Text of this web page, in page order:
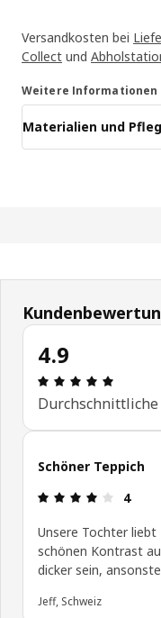
Versandkosten bei
Collect und
Weitere Informationen
Materialien und
4.9
Schöner Teppich
4
Unsere Tochter liebt
schönen Kontrast
dicker sein,
Jeff, Schweiz